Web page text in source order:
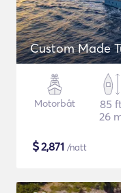
Custom Made
Motorbåt
85
26
$2,871 /natt